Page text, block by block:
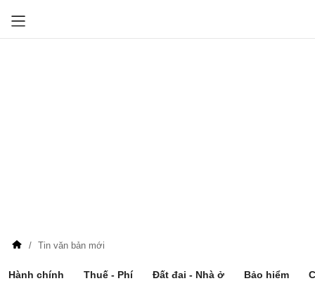
Tin văn bản mới
Hành chính Thuế - Phí Đất đai - Nhà ở Bảo hiểm